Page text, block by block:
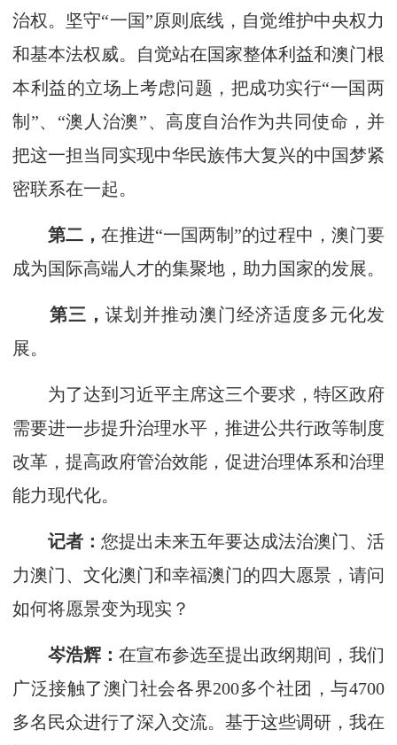
治权。坚守“一国”原则底线，自觉维护中央权力
和基本法权威。自觉站在国家整体利益和澳门根
本利益的立场上考虑问题，把成功实行“一国两
制”、“澳人治澳”、高度自治作为共同使命，并
把这一担当同实现中华民族伟大复兴的中国梦紧
密联系在一起。
第二，在推进“一国两制”的过程中，澳门要
成为国际高端人才的集聚地，助力国家的发展。
第三，谋划并推动澳门经济适度多元化发
展。
为了达到习近平主席这三个要求，特区政府
需要进一步提升治理水平，推进公共行政等制度
改革，提高政府管治效能，促进治理体系和治理
能力现代化。
记者： 您提出未来五年要达成法治澳门、活
力澳门、文化澳门和幸福澳门的四大愿景，请问
如何将愿景变为现实？
岑浩辉： 在宣布参选至提出政纲期间，我们
广泛接触了澳门社会各界200多个社团，与4700
多名民众进行了深入交流。基于这些调研，我在